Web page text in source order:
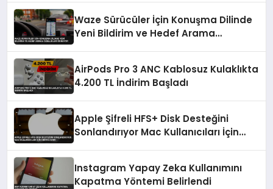
Waze Sürücüler İçin Konuşma Dilinde
Yeni Bildirim ve Hedef Arama
AirPods Pro 3 ANC Kablosuz Kulaklıkta
4.200 TL İndirim Başladı
Apple Şifreli HFS+ Disk Desteğini
Sonlandırıyor Mac Kullanıcıları İçin
Instagram Yapay Zeka Kullanımını
Kapatma Yöntemi Belirlendi